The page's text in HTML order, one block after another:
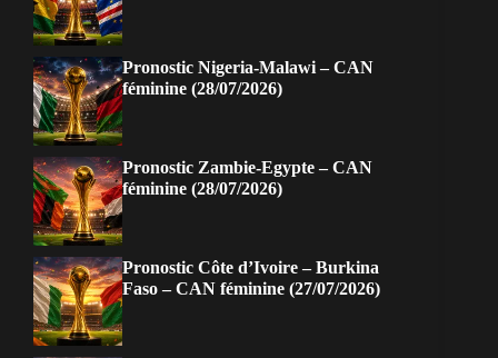
Pronostic Nigeria-Malawi – CAN
féminine (28/07/2026)
Pronostic Zambie-Egypte – CAN
féminine (28/07/2026)
Pronostic Côte d’Ivoire – Burkina
Faso – CAN féminine (27/07/2026)